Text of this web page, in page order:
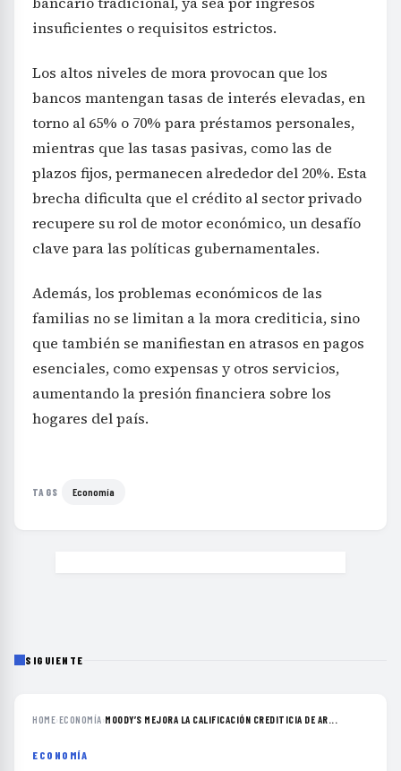
insuficientes o requisitos estrictos.
Los altos niveles de mora provocan que los
bancos mantengan tasas de interés elevadas, en
torno al 65% o 70% para préstamos personales,
mientras que las tasas pasivas, como las de
plazos fijos, permanecen alrededor del 20%. Esta
brecha dificulta que el crédito al sector privado
recupere su rol de motor económico, un desafío
clave para las políticas gubernamentales.
Además, los problemas económicos de las
familias no se limitan a la mora crediticia, sino
que también se manifiestan en atrasos en pagos
esenciales, como expensas y otros servicios,
aumentando la presión financiera sobre los
hogares del país.
TAGS Economía
SIGUIENTE
HOME›ECONOMÍA›MOODY’S MEJORA LA CALIFICACIÓN CREDITICIA DE AR...
ECONOMÍA